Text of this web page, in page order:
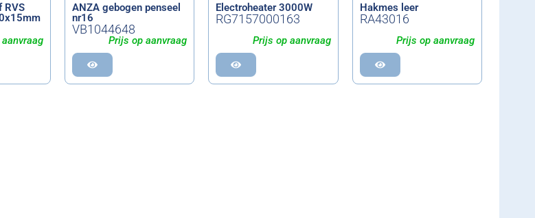
RVS
ANZA gebogen penseel
nr16
VB1044648
Prijs op aanvraag
Electroheater 3000W
RG7157000163
Prijs op aanvraag
Hakmes leer
RA43016
Prijs op aanvraag